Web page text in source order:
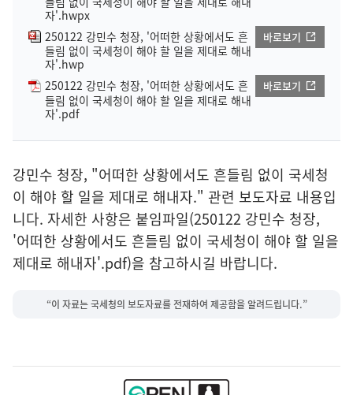
자'.hwpx
250122 강민수 청장, '어떠한 상황에서도 흔
들림 없이 국세청이 해야 할 일을 제대로 해내
자'.hwp
바로보기
250122 강민수 청장, '어떠한 상황에서도 흔
들림 없이 국세청이 해야 할 일을 제대로 해내
자'.pdf
바로보기
강민수 청장, "어떠한 상황에서도 흔들림 없이 국세청
이 해야 할 일을 제대로 해내자." 관련 보도자료 내용입
니다. 자세한 사항은 붙임파일(250122 강민수 청장,
'어떠한 상황에서도 흔들림 없이 국세청이 해야 할 일을
제대로 해내자'.pdf)을 참고하시길 바랍니다.
“이 자료는 국세청의 보도자료를 전재하여 제공함을 알려드립니다.”